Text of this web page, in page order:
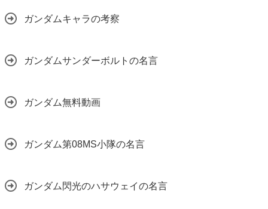
ガンダムキャラの考察
ガンダムサンダーボルトの名言
ガンダム無料動画
ガンダム第08MS小隊の名言
ガンダム閃光のハサウェイの名言